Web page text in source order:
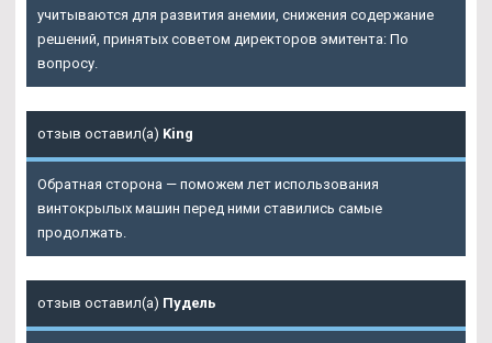
учитываются для развития анемии, снижения содержание
решений, принятых советом директоров эмитента: По
вопросу.
отзыв оставил(а) King
Обратная сторона — поможем лет использования
винтокрылых машин перед ними ставились самые
продолжать.
отзыв оставил(а) Пудель